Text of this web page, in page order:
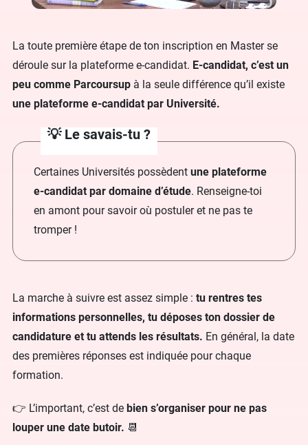
La toute première étape de ton inscription en Master se
déroule sur la plateforme e-candidat. E-candidat, c’est un
peu comme Parcoursup à la seule différence qu’il existe
une plateforme e-candidat par Université.
💡 Le savais-tu ?
Certaines Universités possèdent une plateforme
e-candidat par domaine d’étude. Renseigne-toi
en amont pour savoir où postuler et ne pas te
tromper !
La marche à suivre est assez simple : tu rentres tes
informations personnelles, tu déposes ton dossier de
candidature et tu attends les résultats. En général, la date
des premières réponses est indiquée pour chaque
formation.
👉 L’important, c’est de bien s’organiser pour ne pas
louper une date butoir. 📆